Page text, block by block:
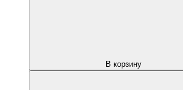
В корзину